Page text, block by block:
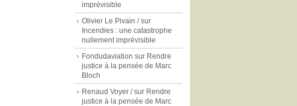
imprévisible
Olivier Le Pivain /sur
Incendies : une catastrophe
nullement imprévisible
Fondudaviation sur Rendre
justice à la pensée de Marc
Bloch
Renaud Voyer /sur Rendre
justice à la pensée de Marc